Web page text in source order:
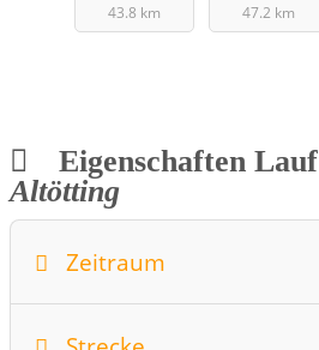
43.8 km
47.2 km
Eigenschaften Lauf
Altötting
Zeitraum